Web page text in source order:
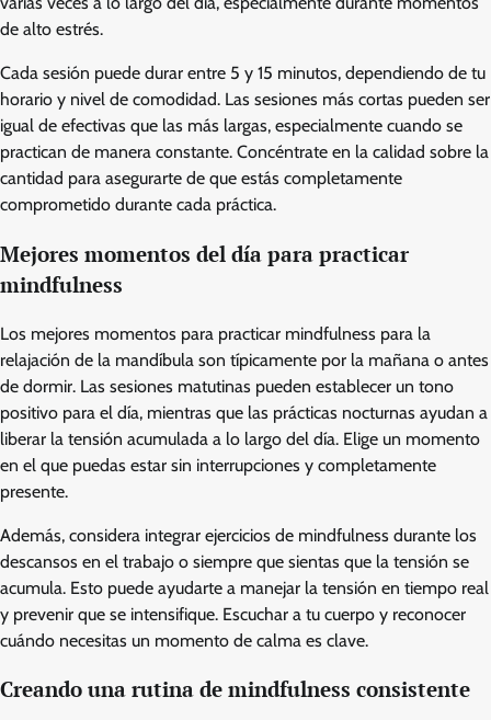
de alto estrés.
Cada sesión puede durar entre 5 y 15 minutos, dependiendo de tu
horario y nivel de comodidad. Las sesiones más cortas pueden ser
igual de efectivas que las más largas, especialmente cuando se
practican de manera constante. Concéntrate en la calidad sobre la
cantidad para asegurarte de que estás completamente
comprometido durante cada práctica.
Mejores momentos del día para practicar
mindfulness
Los mejores momentos para practicar mindfulness para la
relajación de la mandíbula son típicamente por la mañana o antes
de dormir. Las sesiones matutinas pueden establecer un tono
positivo para el día, mientras que las prácticas nocturnas ayudan a
liberar la tensión acumulada a lo largo del día. Elige un momento
en el que puedas estar sin interrupciones y completamente
presente.
Además, considera integrar ejercicios de mindfulness durante los
descansos en el trabajo o siempre que sientas que la tensión se
acumula. Esto puede ayudarte a manejar la tensión en tiempo real
y prevenir que se intensifique. Escuchar a tu cuerpo y reconocer
cuándo necesitas un momento de calma es clave.
Creando una rutina de mindfulness consistente